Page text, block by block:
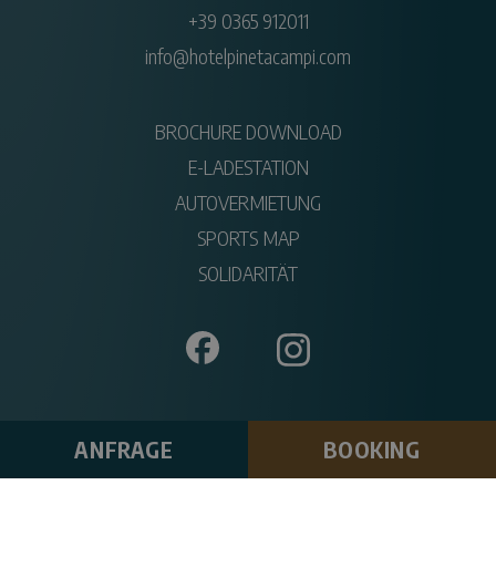
+39 0365 912011
info@hotelpinetacampi.com
BROCHURE DOWNLOAD
E-LADESTATION
AUTOVERMIETUNG
SPORTS MAP
SOLIDARITÄT
ANFRAGE BOOKING